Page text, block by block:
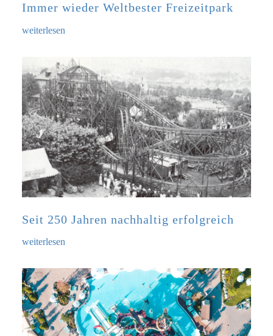
Immer wieder Weltbester Freizeitpark
weiterlesen
Seit 250 Jahren nachhaltig erfolgreich
weiterlesen